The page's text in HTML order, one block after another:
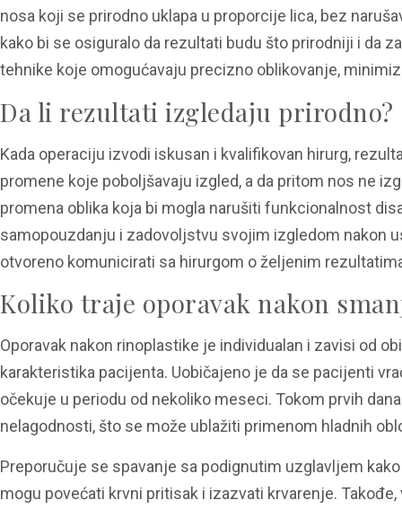
nosa koji se prirodno uklapa u proporcije lica, bez
kako bi se osiguralo da rezultati budu što prirodniji i da
tehnike koje omogućavaju precizno oblikovanje,
Da li rezultati izgledaju prirodno?
Kada operaciju izvodi iskusan i kvalifikovan hirurg,
promene koje poboljšavaju izgled, a da pritom nos ne
promena oblika koja bi mogla narušiti funkcionalnost
samopouzdanju i zadovoljstvu svojim izgledom nakon
otvoreno komunicirati sa hirurgom o željenim
Koliko traje oporavak nakon
Oporavak nakon rinoplastike je individualan i zavisi od
karakteristika pacijenta. Uobičajeno je da se pacijenti
očekuje u periodu od nekoliko meseci. Tokom prvih
nelagodnosti, što se može ublažiti primenom hladnih
Preporučuje se spavanje sa podignutim uzglavljem
mogu povećati krvni pritisak i izazvati krvarenje.